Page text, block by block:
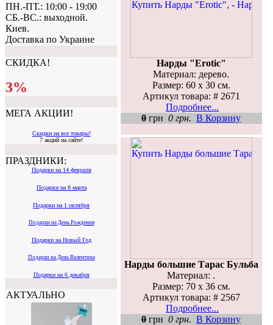
ПН.-ПТ.: 10:00 - 19:00
СБ.-ВС.: выходной.
Киев.
Доставка по Украине
СКИДКА!
3%
МЕГА АКЦИИ!
Скидки на все товары!
7 акций на сайте!
ПРАЗДНИКИ:
Подарки на 14 февраля
Подарки на 8 марта
Подарки на 1 октября
Подарки на День Рождения
Подарки на Новый Год
Подарки на День Валентина
Подарки на 6 декабря
АКТУАЛЬНО
Нарды "Erotic"
Материал: дерево.
Размер: 60 х 30 см.
Артикул товара: # 2671
Подробнее...
0 грн 0 грн. В Корзину
Нарды большие Тарас Бульба
Материал: .
Размер: 70 х 36 см.
Артикул товара: # 2567
Подробнее...
0 грн 0 грн. В Корзину